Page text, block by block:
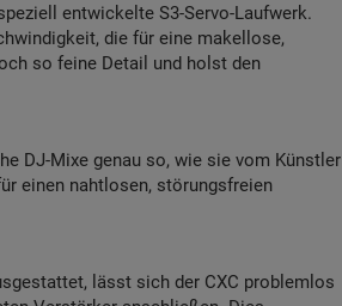
entwickelte S3-Servo-Laufwerk.
die für eine makellose,
so feine Detail und holst den
DJ-Mixe genau so, wie sie vom Künstler
einen nahtlosen, störungsfreien
lässt sich der CXC problemlos